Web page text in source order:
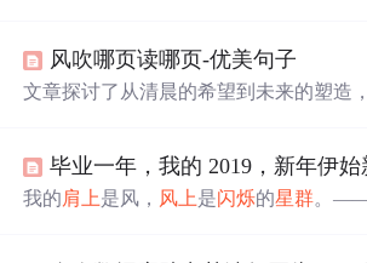
粉色等不同颜色。由于纯金过于柔软，K
元素增加了强度和韧性，使得K金首饰
风吹哪页读哪页-优美句子
文章探讨了从清晨的希望到未来的塑造
毕业一年，我的 2019，新年伊
我的肩上是风， 风上是闪烁的星群。——